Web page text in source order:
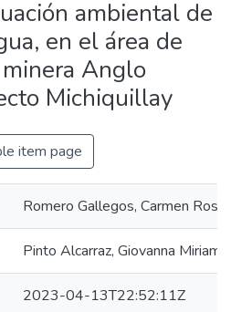
ambiental de
en el área de
Anglo
Michiquillay
item page
Romero Gallegos, Carmen Rosa
Pinto Alcarraz, Giovanna Miriam
2023-04-13T22:52:11Z